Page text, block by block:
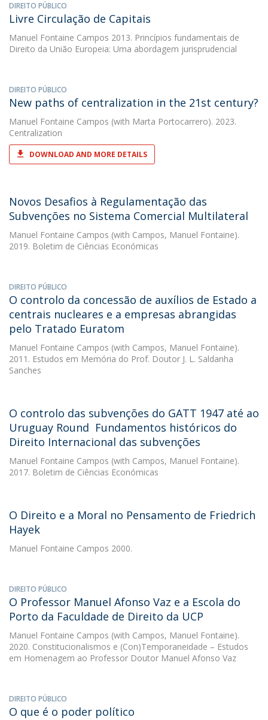
DIREITO PÚBLICO
Livre Circulação de Capitais
Manuel Fontaine Campos 2013. Princípios fundamentais de
Direito da União Europeia: Uma abordagem jurisprudencial
DIREITO PÚBLICO
New paths of centralization in the 21st century?
Manuel Fontaine Campos (with Marta Portocarrero). 2023.
Centralization
DOWNLOAD AND MORE DETAILS
Novos Desafios à Regulamentação das
Subvenções no Sistema Comercial Multilateral
Manuel Fontaine Campos (with Campos, Manuel Fontaine).
2019. Boletim de Ciências Económicas
DIREITO PÚBLICO
O controlo da concessão de auxílios de Estado a
centrais nucleares e a empresas abrangidas
pelo Tratado Euratom
Manuel Fontaine Campos (with Campos, Manuel Fontaine).
2011. Estudos em Memória do Prof. Doutor J. L. Saldanha
Sanches
O controlo das subvenções do GATT 1947 até ao
Uruguay Round  Fundamentos históricos do
Direito Internacional das subvenções
Manuel Fontaine Campos (with Campos, Manuel Fontaine).
2017. Boletim de Ciências Económicas
O Direito e a Moral no Pensamento de Friedrich
Hayek
Manuel Fontaine Campos 2000.
DIREITO PÚBLICO
O Professor Manuel Afonso Vaz e a Escola do
Porto da Faculdade de Direito da UCP
Manuel Fontaine Campos (with Campos, Manuel Fontaine).
2020. Constitucionalismos e (Con)Temporaneidade – Estudos
em Homenagem ao Professor Doutor Manuel Afonso Vaz
DIREITO PÚBLICO
O que é o poder político